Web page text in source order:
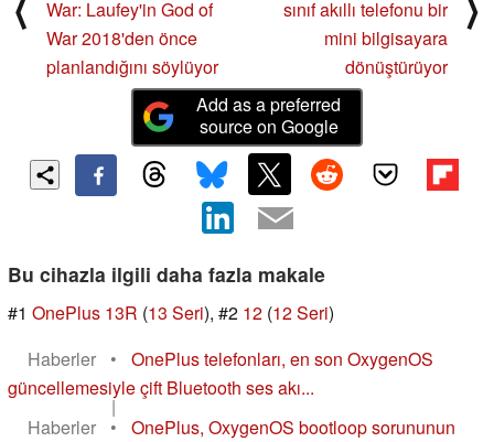
War: Laufey'in God of
War 2018'den önce
planlandığını söylüyor
sınıf akıllı telefonu bir
mini bilgisayara
dönüştürüyor
Add as a preferred
source on Google
Bu cihazla ilgili daha fazla makale
#1 OnePlus 13R (13 Seri), #2 12 (12 Seri)
Haberler
•
OnePlus telefonları, en son OxygenOS
güncellemesiyle çift Bluetooth ses akı...
|
Haberler
•
OnePlus, OxygenOS bootloop sorununun